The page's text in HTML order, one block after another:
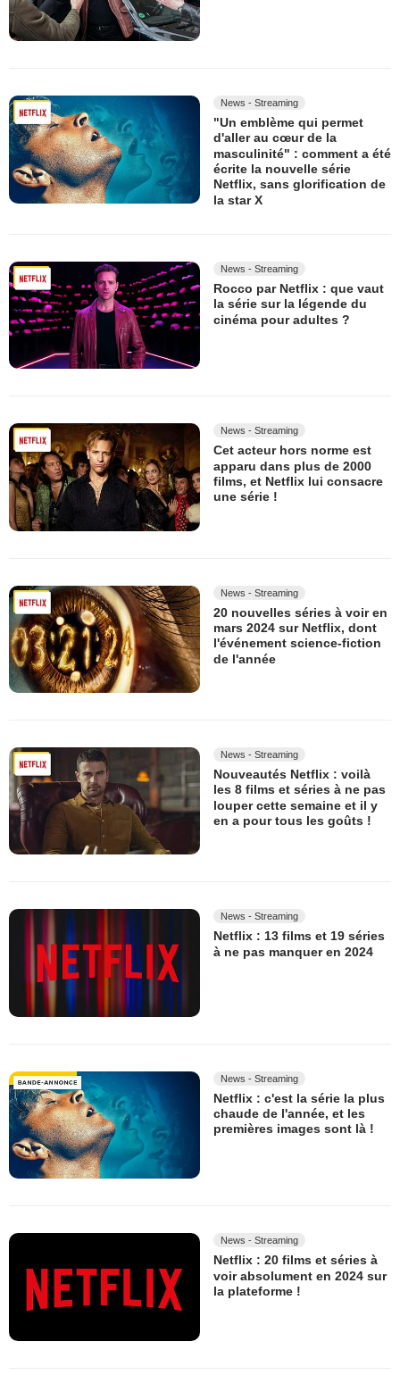
News - Streaming
"Un emblème qui permet
d'aller au cœur de la
masculinité" : comment a été
écrite la nouvelle série
Netflix, sans glorification de
la star X
News - Streaming
Rocco par Netflix : que vaut
la série sur la légende du
cinéma pour adultes ?
News - Streaming
Cet acteur hors norme est
apparu dans plus de 2000
films, et Netflix lui consacre
une série !
News - Streaming
20 nouvelles séries à voir en
mars 2024 sur Netflix, dont
l'événement science-fiction
de l'année
News - Streaming
Nouveautés Netflix : voilà
les 8 films et séries à ne pas
louper cette semaine et il y
en a pour tous les goûts !
News - Streaming
Netflix : 13 films et 19 séries
à ne pas manquer en 2024
News - Streaming
Netflix : c'est la série la plus
chaude de l'année, et les
premières images sont là !
News - Streaming
Netflix : 20 films et séries à
voir absolument en 2024 sur
la plateforme !